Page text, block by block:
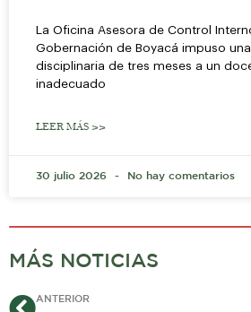
La Oficina Asesora de Control
Gobernación de Boyacá impuso
disciplinaria de tres meses a un
inadecuado
LEER MÁS >>
30 julio 2026 No hay comentarios
MÁS NOTICIAS
AntANTERIOR